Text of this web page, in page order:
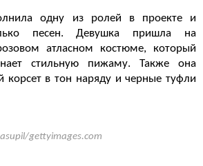
одну из ролей в проекте и
песен. Девушка пришла на
атласном костюме, который
стильную пижаму. Также она
корсет в тон наряду и черные туфли
gettyimages.com